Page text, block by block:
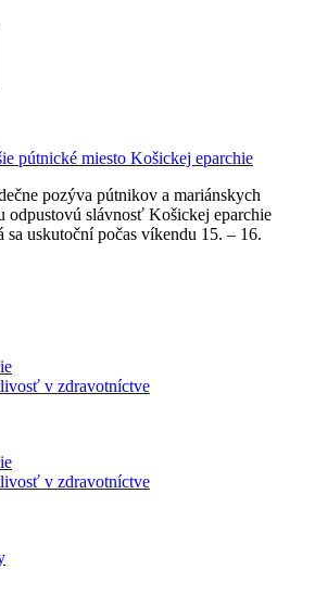
pútnické miesto Košickej eparchie
pozýva pútnikov a mariánskych
odpustovú slávnosť Košickej eparchie
uskutoční počas víkendu 15. – 16.
v zdravotníctve
v zdravotníctve